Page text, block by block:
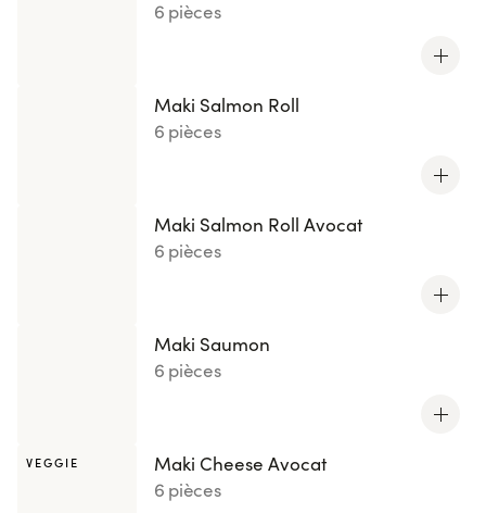
6 pièces
Maki Salmon Roll
6 pièces
Maki Salmon Roll Avocat
6 pièces
Maki Saumon
6 pièces
VEGGIE
Maki Cheese Avocat
6 pièces